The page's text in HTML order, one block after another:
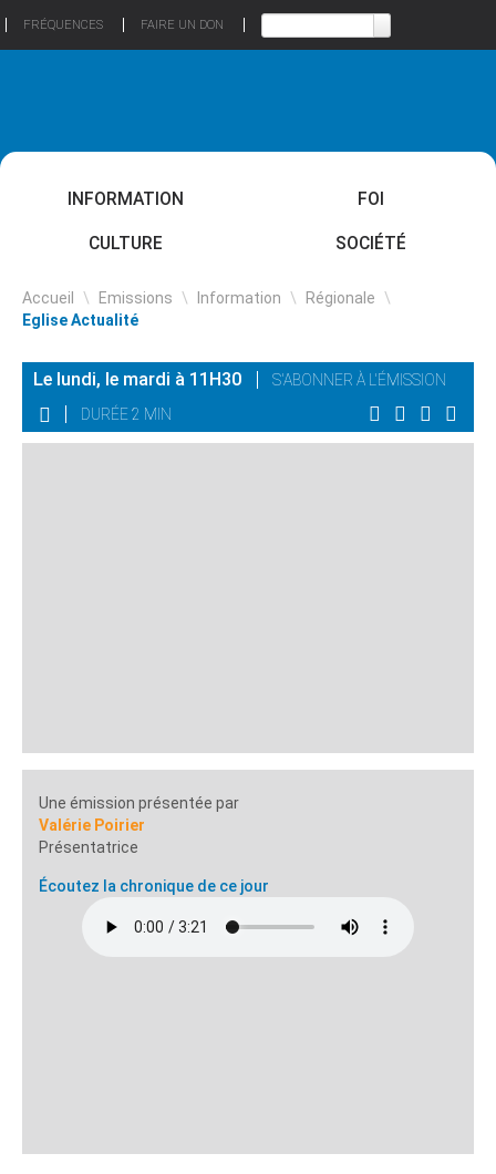
FRÉQUENCES FAIRE UN DON
INFORMATION FOI
CULTURE SOCIÉTÉ
Accueil \ Emissions \ Information \ Régionale \
Eglise Actualité
Le lundi, le mardi à 11H30
S'ABONNER À L'ÉMISSION
DURÉE 2 MIN
Une émission présentée par
Valérie Poirier
Présentatrice
Écoutez la chronique de ce jour